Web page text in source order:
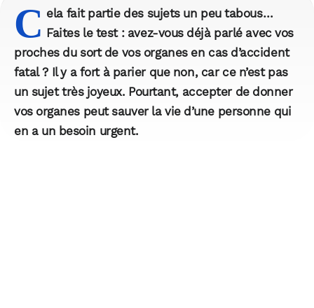
C ela fait partie des sujets un peu tabous…
Faites le test : avez-vous déjà parlé avec vos
proches du sort de vos organes en cas d’accident
fatal ? Il y a fort à parier que non, car ce n’est pas
un sujet très joyeux. Pourtant, accepter de donner
vos organes peut sauver la vie d’une personne qui
en a un besoin urgent.